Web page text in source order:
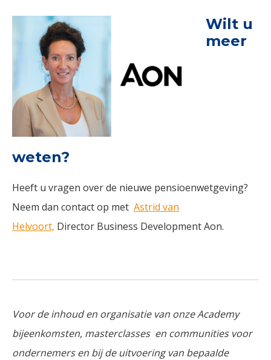
Wilt u
meer
weten?
Heeft u vragen over de nieuwe pensioenwetgeving?
Neem dan contact op met Astrid van
Helvoort, Director Business Development Aon.
Voor de inhoud en organisatie van onze Academy
bijeenkomsten, masterclasses en communities voor
ondernemers en bij de uitvoering van bepaalde